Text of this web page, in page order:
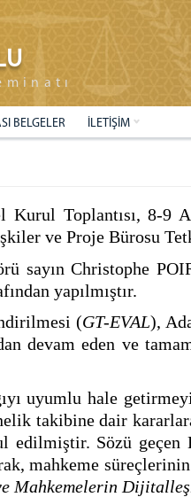
BELGELER İLETİŞİM
Toplantısı, 8-9
ve Proje Bürosu
sayın Christophe
yapılmıştır.
(GT-EVAL),
devam eden ve
uyumlu hale
takibine dair
edilmiştir. Sözü
mahkeme
Mahkemelerin